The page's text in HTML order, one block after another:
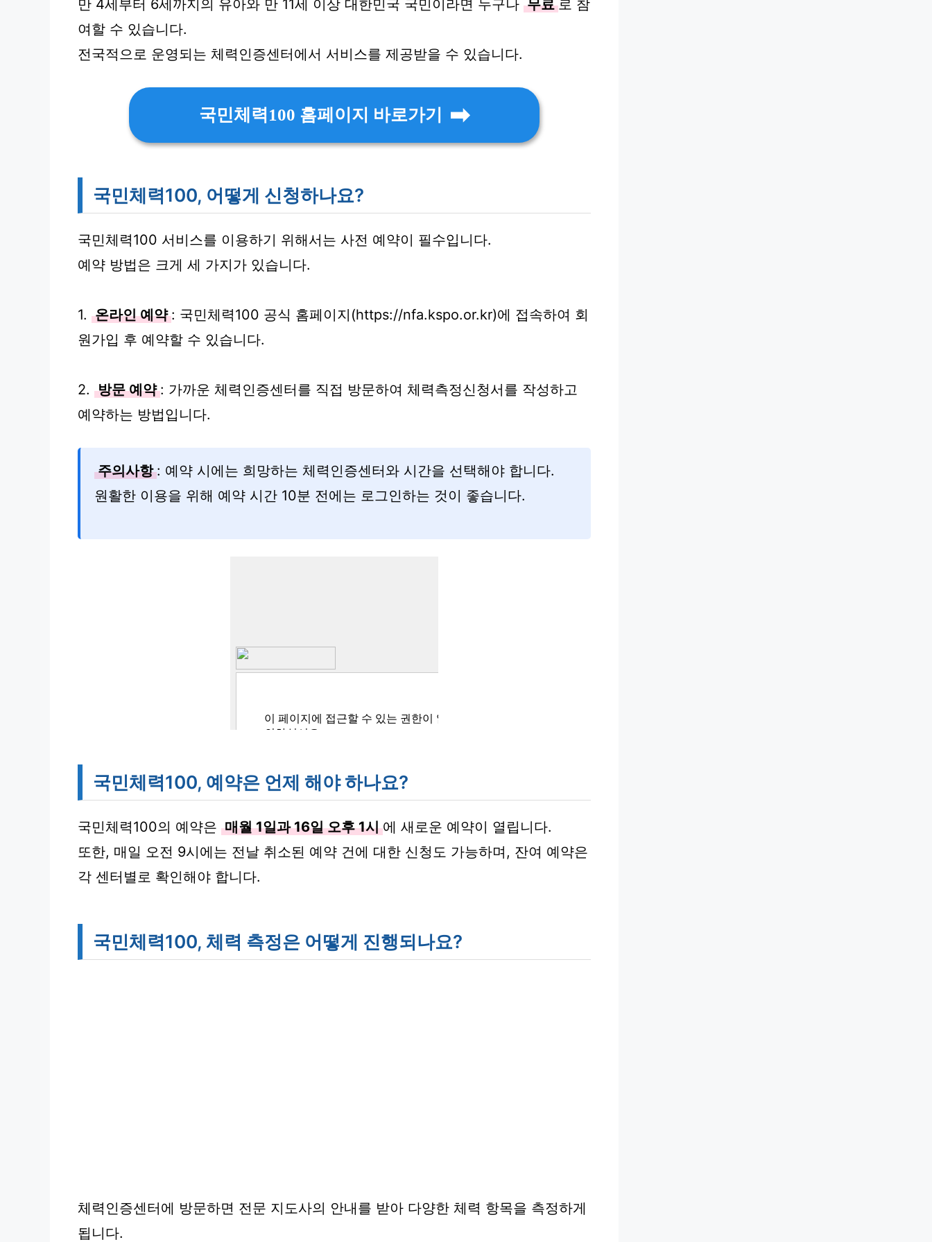
만 4세부터 6세까지의 유아와 만 11세 이상 대한민국 국민이라면 누구나 무료 로 참
여할 수 있습니다.
전국적으로 운영되는 체력인증센터에서 서비스를 제공받을 수 있습니다.
국민체력100 홈페이지 바로가기
국민체력100, 어떻게 신청하나요?
국민체력100 서비스를 이용하기 위해서는 사전 예약이 필수입니다.
예약 방법은 크게 세 가지가 있습니다.
1. 온라인 예약 : 국민체력100 공식 홈페이지(https://nfa.kspo.or.kr)에 접속하여 회
원가입 후 예약할 수 있습니다.
2. 방문 예약 : 가까운 체력인증센터를 직접 방문하여 체력측정신청서를 작성하고
예약하는 방법입니다.
주의사항 : 예약 시에는 희망하는 체력인증센터와 시간을 선택해야 합니다.
원활한 이용을 위해 예약 시간 10분 전에는 로그인하는 것이 좋습니다.
국민체력100, 예약은 언제 해야 하나요?
국민체력100의 예약은 매월 1일과 16일 오후 1시 에 새로운 예약이 열립니다.
또한, 매일 오전 9시에는 전날 취소된 예약 건에 대한 신청도 가능하며, 잔여 예약은
각 센터별로 확인해야 합니다.
국민체력100, 체력 측정은 어떻게 진행되나요?
체력인증센터에 방문하면 전문 지도사의 안내를 받아 다양한 체력 항목을 측정하게
됩니다.